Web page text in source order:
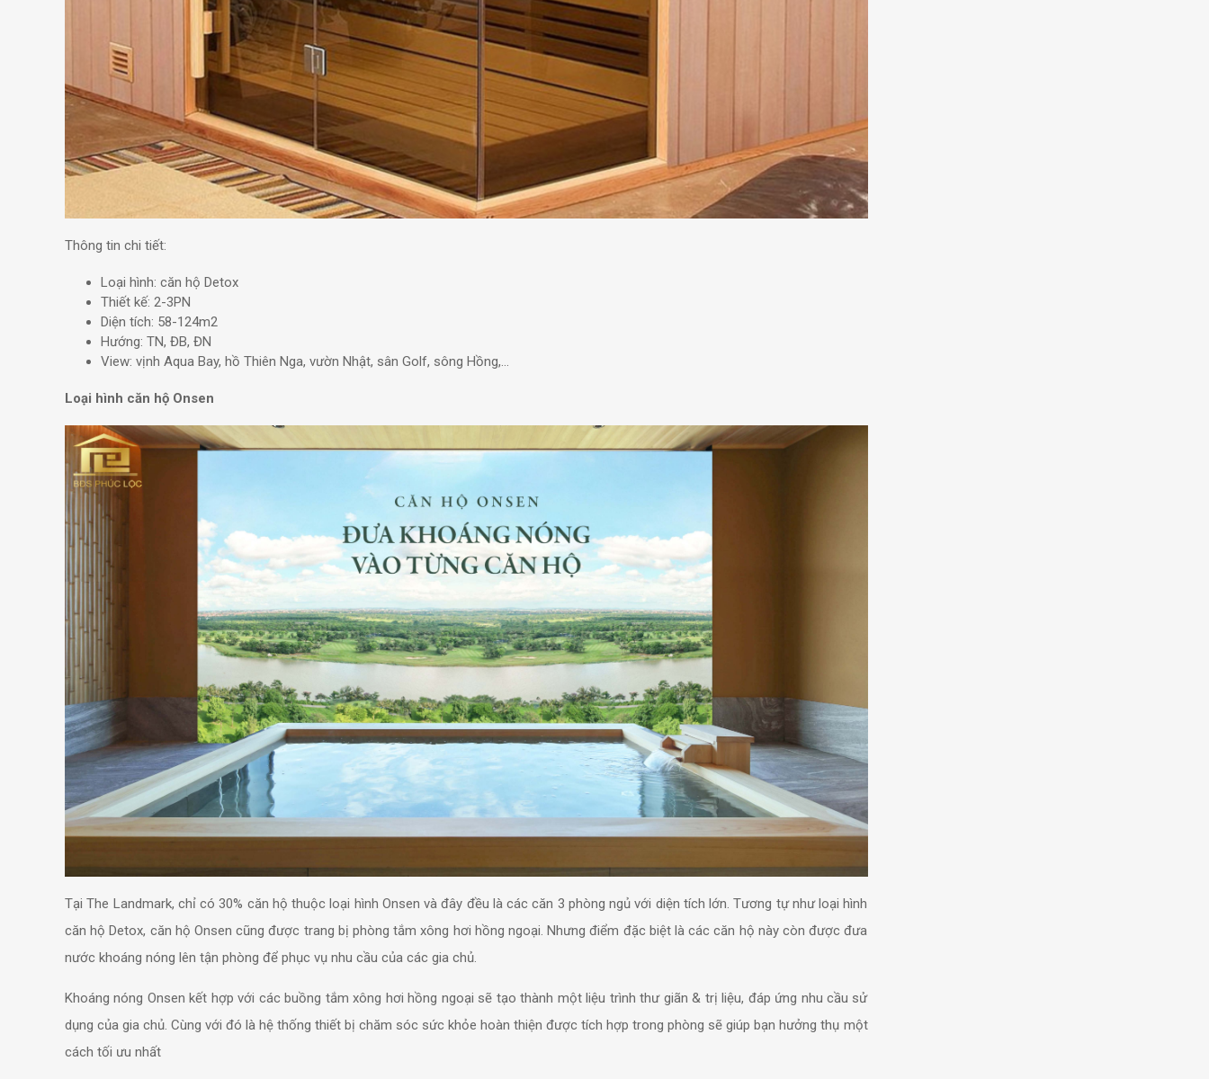
Thông tin chi tiết:
Loại hình: căn hộ Detox
Thiết kế: 2-3PN
Diện tích: 58-124m2
Hướng: TN, ĐB, ĐN
View: vịnh Aqua Bay, hồ Thiên Nga, vườn Nhật, sân Golf, sông Hồng,…
Loại hình căn hộ Onsen
Tại The Landmark, chỉ có 30% căn hộ thuộc loại hình Onsen và đây đều là các căn 3 phòng ngủ với diện tích lớn. Tương tự như loại hình
căn hộ Detox, căn hộ Onsen cũng được trang bị phòng tắm xông hơi hồng ngoại. Nhưng điểm đặc biệt là các căn hộ này còn được đưa
nước khoáng nóng lên tận phòng để phục vụ nhu cầu của các gia chủ.
Khoáng nóng Onsen kết hợp với các buồng tắm xông hơi hồng ngoại sẽ tạo thành một liệu trình thư giãn & trị liệu, đáp ứng nhu cầu sử
dụng của gia chủ. Cùng với đó là hệ thống thiết bị chăm sóc sức khỏe hoàn thiện được tích hợp trong phòng sẽ giúp bạn hưởng thụ một
cách tối ưu nhất